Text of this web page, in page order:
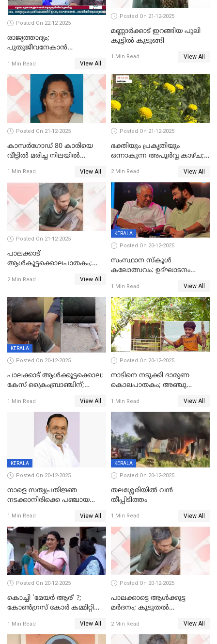
Posted On 22-12-2025
രാജ്യത്താദ്യം;
പുതുജീവനേകാൻ
എറണാകുളം സർക്കാർ
ജനറൽ
ആശുപത്രിയിലെത്തിച്ചു
1 Min Read View All
Posted On 21-12-2025
മണ്ണാർക്കാട് ഇറങ്ങിയ പുലി
കൂട്ടിൽ കുടുങ്ങി
1 Min Read View All
Posted On 21-12-2025
കാസർഗോഡ് 80 കാരിയെ
വീട്ടിൽ മരിച്ച നിലയിൽ
1 Min Read View All
Posted On 21-12-2025
ഭക്തിയും പ്രകൃതിയും
ഒന്നാകുന്ന അപൂര്‍വ്വ കാഴ്ച;
കാഴ്ചാനുഭവമൊരുക്കി
ശബരീ നന്ദനം
2 Min Read View All
Posted On 21-12-2025
പാലക്കാട്‌
ആൾകൂട്ടക്കൊലപാതകം;
ഊർജ്ജിതമാക്കിമാക്കി
2 Min Read View All
KERALA
Posted On 20-12-2025
സംസ്ഥാന സ്കൂൾ
കലോത്സവം: ഉദ്ഘാടനം
മുഖ്യാതിഥിയായി
മോഹൻലാൽ
1 Min Read View All
KERALA
Posted On 20-12-2025
പാലക്കാട് ആൾക്കൂട്ടക്കൊല;
കേസ് ക്രൈംബ്രാഞ്ചിന്;
അന്വേഷിക്കും
1 Min Read View All
Posted On 20-12-2025
നാടിനെ നടുക്കി ദാരുണ
കൊലപാതകം; അഞ്ചു
കഴുത്തുഞെരിച്ച് കൊന്നു
1 Min Read View All
KERALA
Posted On 20-12-2025
നാളെ സത്യപ്രതിജ്ഞ
നടക്കാനിരിക്കെ പഞ്ചായത്ത്
1 Min Read View All
KERALA
Posted On 20-12-2025
തലശ്ശേരിയിൽ വൻ
തീപ്പിടിത്തം
1 Min Read View All
Posted On 20-12-2025
കൊച്ചി 'മേയർ ആര്' ?;
കോണ്‍ഗ്രസ് കോര്‍ കമ്മിറ്റി
1 Min Read View All
Posted On 20-12-2025
പാലക്കാട്ടെ ആള്‍ക്കൂട്ട
മര്‍ദനം; കൂടുതല്‍
അംഗ സംഘമെന്ന് വിവരം
2 Min Read View All